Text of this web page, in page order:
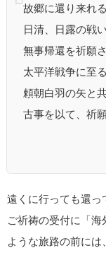
故郷に還り来れ
日清、日露の戦
無事帰還を祈願さ
太平洋戦争に至
頼朝白羽の矢と
古事を以て、祈
遠くに行っても還っ
ご祈祷の受付に「
ような旅路の前には